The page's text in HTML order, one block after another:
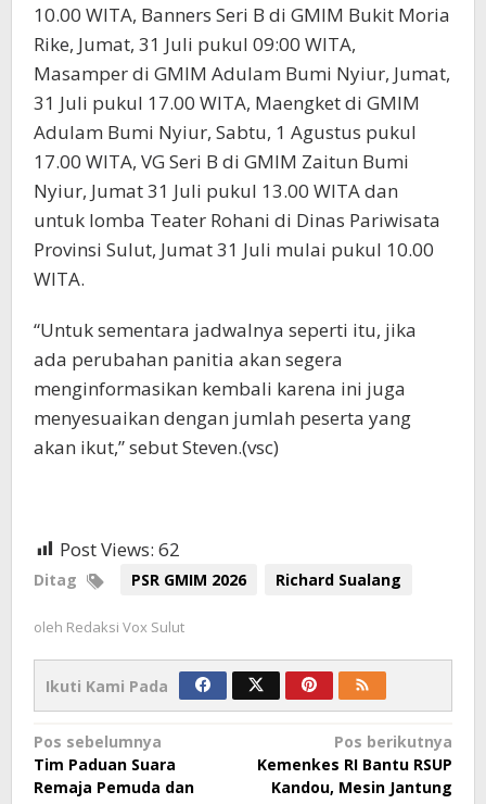
10.00 WITA, Banners Seri B di GMIM Bukit Moria
Rike, Jumat, 31 Juli pukul 09:00 WITA,
Masamper di GMIM Adulam Bumi Nyiur, Jumat,
31 Juli pukul 17.00 WITA, Maengket di GMIM
Adulam Bumi Nyiur, Sabtu, 1 Agustus pukul
17.00 WITA, VG Seri B di GMIM Zaitun Bumi
Nyiur, Jumat 31 Juli pukul 13.00 WITA dan
untuk lomba Teater Rohani di Dinas Pariwisata
Provinsi Sulut, Jumat 31 Juli mulai pukul 10.00
WITA.
“Untuk sementara jadwalnya seperti itu, jika
ada perubahan panitia akan segera
menginformasikan kembali karena ini juga
menyesuaikan dengan jumlah peserta yang
akan ikut,” sebut Steven.(vsc)
Post Views: 62
Ditag PSR GMIM 2026 Richard Sualang
oleh Redaksi Vox Sulut
Ikuti Kami Pada
Navigasi
pos
Pos sebelumnya
Tim Paduan Suara
Remaja Pemuda dan
Pos berikutnya
Kemenkes RI Bantu RSUP
Kandou, Mesin Jantung